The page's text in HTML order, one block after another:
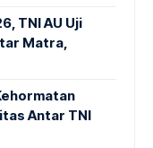
TNI AU Uji
Matra,
Antar TNI